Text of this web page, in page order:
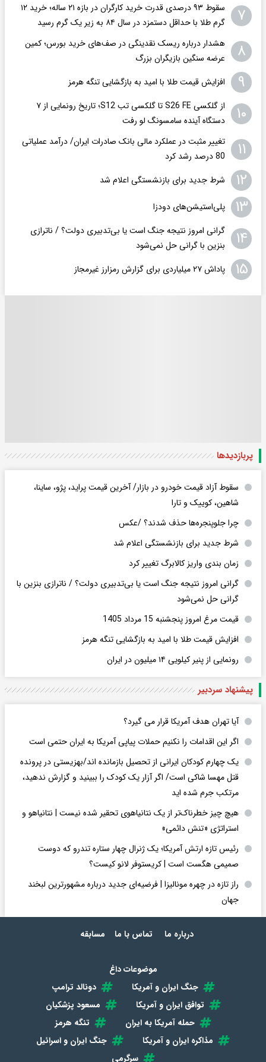
۷
سقوط ۹۳ درصدی قدرت خرید کارگران در بازه ۲۱ ساله؛ خرید ۱۲
گرم طلا با حداقل دستمزد در سال ۸۴ به زیر یک گرم رسید
۸
هشدار درباره ریسک نقدینگی در صف‌های خرید بورس؛ کمین
عرضه سنگین بازیگران بزرگ
۹ افزایش قیمت طلا با امید به بازگشایی تنگه هرمز
۱۰
از گلکسی S26 FE تا گلکسی تب S12؛ تاریخ رونمایی از ۷
دستگاه آینده سامسونگ لو رفت
۱۱
تغییر مثبت در عملکرد مالی بانک صادرات ایران/ درآمد عملیاتی
80 درصد رشد کرد
۱۲ شرط جدید برای بازنشستگی اعلام شد
۱۳ پلی‌استیشن‌های دودزا
۱۴
گرانی امروز نتیجه جنگ است یا بی‌تدبیری دولت؟ / ناترازی
بنزین با گرانی حل نمی‌شود
۱۵ پاداش ۲۷ میلیاردی برای گزارش رمزارز غیرمجاز
پربازدید‌ها
سقوط آزاد قیمت خودرو در بازار/ آخرین قیمت پراید، پژو، ساینا،
شاهین، کوییک و تارا
چرا جلوپنجره‌ها حذف شدند؟ /عکس
شرط جدید برای بازنشستگی اعلام شد
زمان بندی واریز کالابرگ تغییر کرد
گرانی امروز نتیجه جنگ است یا بی‌تدبیری دولت؟ / ناترازی بنزین با
گرانی حل نمی‌شود
قیمت مرغ امروز پنجشنبه 15 مرداد 1405
افزایش قیمت طلا با امید به بازگشایی تنگه هرمز
رونمایی از پنیر کیلویی ۱۴ میلیون در ایران
پیشنهاد سردبیر
آیا تهران هدف آمریکا قرار می گیرد؟
اگر این اقدامات را نکنیم حملات پیاپی آمریکا به ایران حتمی است
یک چهارم کودکان ایرانی از تحصیل بازمانده اند/بهزیستی در پرونده
قتل مهسا شاکی است/ اگر آزار یک کودک را ببینید و گزارش ندهید،
مرتکب جرم شده اید
هیچ چیز خطرناک‌تر از یک نتانیاهوی تحقیر شده نیست | نتانیاهو و
استراتژی «تنش دائمی»
رئیس تازه ارتش آمریکا؛ یک ژنرال چهار ستاره تندرو که دوست
صمیمی هگست است | کریستوفر لانو کیست؟
راز تازه در چهره مونالیزا | فرضیه‌ای جدید درباره مشهورترین لبخند
جهان
درباره ما تماس با ما مسابقه
موضوعات داغ
جنگ ایران و آمریکا
دونالد ترامپ
توافق ایران و آمریکا
مسعود پزشکیان
حمله آمریکا به ایران
تنگه هرمز
مذاکره ایران و آمریکا
جنگ ایران و اسرائیل
سرگرمی